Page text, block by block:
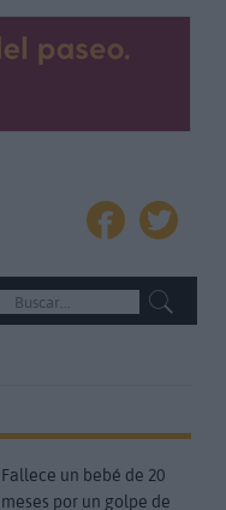
Fallece un bebé de 20
meses por un golpe de